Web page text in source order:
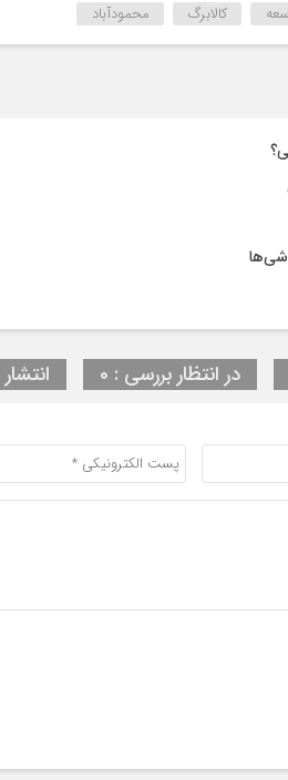
کالابرگ محمودآباد
در انتظار بررسی : 0 انتشار